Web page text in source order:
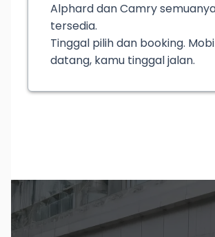
Alphard dan Camry
tersedia.
Tinggal pilih dan booking.
datang, kamu tinggal jalan.